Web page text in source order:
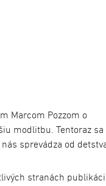
Marcom Pozzom o
modlitbu. Tentoraz sa
sprevádza od
stranách